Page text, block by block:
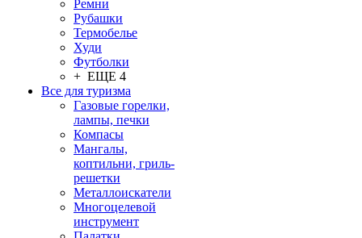
Ремни
Рубашки
Термобелье
Худи
Футболки
+ ЕЩЕ 4
Все для туризма
Газовые горелки,
лампы, печки
Компасы
Мангалы,
коптильни, гриль-
решетки
Металлоискатели
Многоцелевой
инструмент